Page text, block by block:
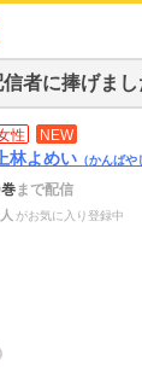
者に捧げま
性 NEW
上林よめい （かんばや
まで配信
がお気に入り登録中